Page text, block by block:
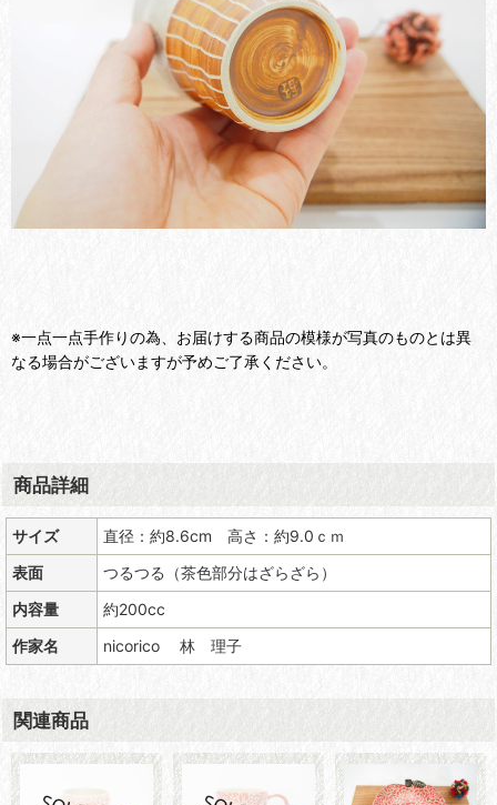
※一点一点手作りの為、お届けする商品の模様が写真のものとは異
なる場合がございますが予めご了承ください。
商品詳細
サイズ
直径：約8.6cm 高さ：約9.0ｃｍ
表面
つるつる（茶色部分はざらざら）
内容量
約200cc
作家名
nicorico 林 理子
関連商品